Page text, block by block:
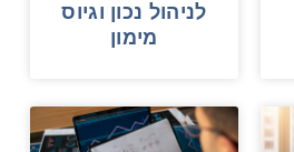
לניהול נכון וגיוס
מימון